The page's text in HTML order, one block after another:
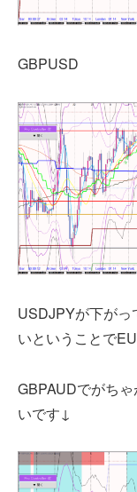
GBPUSD
USDJPYが下が
いということで
GBPAUDでがち
いです↓